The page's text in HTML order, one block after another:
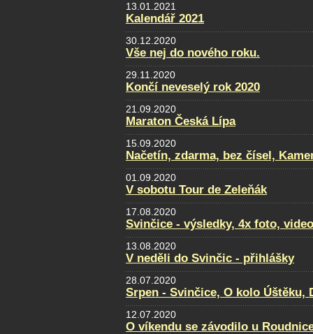
13.01.2021
Kalendář 2021
30.12.2020
Vše nej do nového roku.
29.11.2020
Končí neveselý rok 2020
21.09.2020
Maraton Česká Lípa
15.09.2020
Načetín, zdarma, bez čísel,
01.09.2020
V sobotu Tour de Zeleňák
17.08.2020
Svinčice - výsledky, 4x foto,
13.08.2020
V neděli do Svinčic - přihlášky
28.07.2020
Srpen - Svinčice, O kolo Úštěku,
12.07.2020
O víkendu se závodilo u